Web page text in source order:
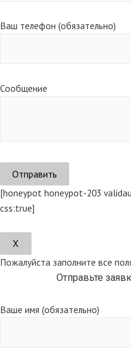
Ваш телефон (обязательно)
Сообщение
[honeypot honeypot-203
css:true]
Х
Пожалуйста заполните все
Отправьте
Ваше имя (обязательно)